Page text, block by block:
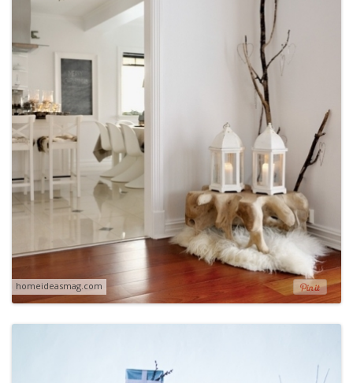
homeideasmag.com